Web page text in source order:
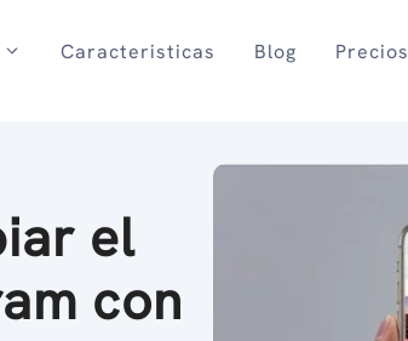
Caracteristicas Blog Precios
el
con